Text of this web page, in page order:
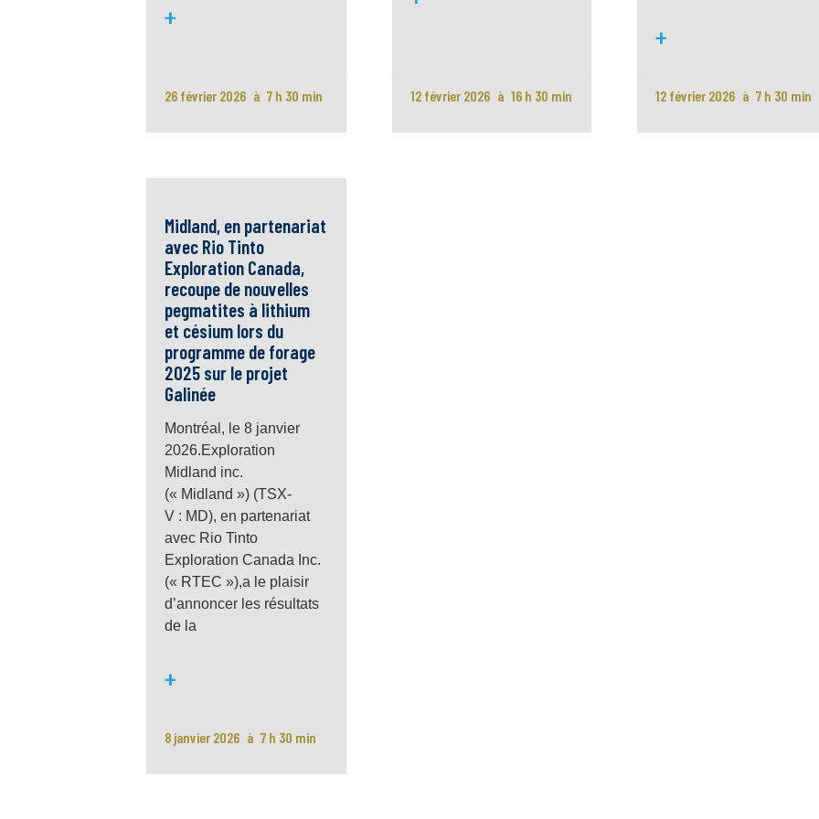
+
26 février 2026 7 h 30 min 12 février 2026 16 h 30 min
+
12 février 2026 7 h 30 min
Midland, en partenariat
avec Rio Tinto
Exploration Canada,
recoupe de nouvelles
pegmatites à lithium
et césium lors du
programme de forage
2025 sur le projet
Galinée
Montréal, le 8 janvier
2026.Exploration
Midland inc.
(« Midland ») (TSX-
V : MD), en partenariat
avec Rio Tinto
Exploration Canada Inc.
(« RTEC »),a le plaisir
d’annoncer les résultats
de la
+
8 janvier 2026 7 h 30 min